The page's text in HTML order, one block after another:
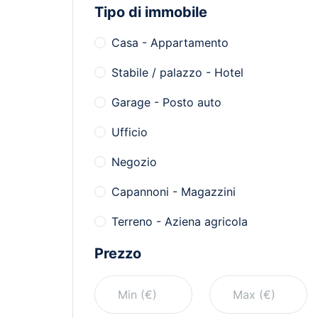
Tipo di immobile
Casa - Appartamento
Stabile / palazzo - Hotel
Garage - Posto auto
Ufficio
Negozio
Capannoni - Magazzini
Terreno - Aziena agricola
Prezzo